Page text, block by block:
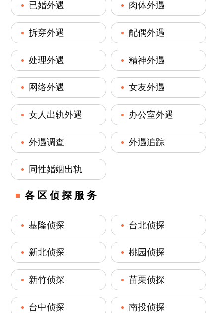
已婚外遇 肉体外遇
拆穿外遇 配偶外遇
处理外遇 精神外遇
网络外遇 女友外遇
女人出轨外遇 办公室外遇
外遇调查 外遇追踪
同性婚姻出轨
各区侦探服务
基隆侦探 台北侦探
新北侦探 桃园侦探
新竹侦探 苗栗侦探
台中侦探 南投侦探